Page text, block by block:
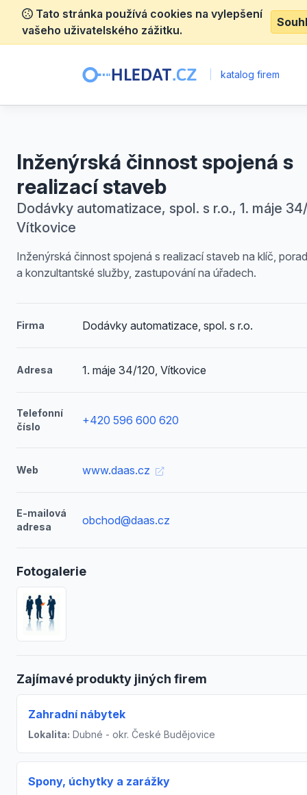
Tato stránka používá cookies na vylepšení
vašeho uživatelského zážitku.
katalog firem
Inženýrská činnost spojená s
realizací staveb
Dodávky automatizace, spol. s r.o., 1. máje
Vítkovice
Inženýrská činnost spojená s realizací staveb na klíč,
a konzultantské služby, zastupování na úřadech.
Firma Dodávky automatizace, spol. s r.o.
Adresa 1. máje 34/120, Vítkovice
Telefonní
číslo
+420 596 600 620
Web www.daas.cz
E-mailová
adresa
obchod@daas.cz
Fotogalerie
Zajímavé produkty jiných firem
Zahradní nábytek
Lokalita: Dubné - okr. České Budějovice
Spony, úchytky a zarážky